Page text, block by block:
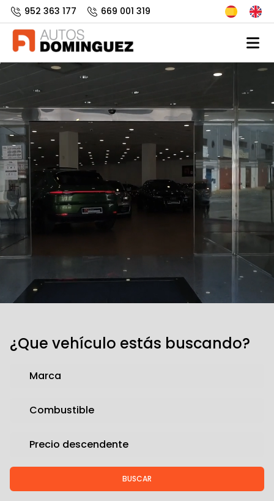
952 363 177 669 001 319
¿Que vehículo estás buscando?